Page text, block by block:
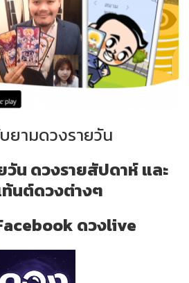
ยามดวงรายวัน
น ดวงรายสัปดาห์ และ
นต์ดวงต่างๆ
ดวงlive